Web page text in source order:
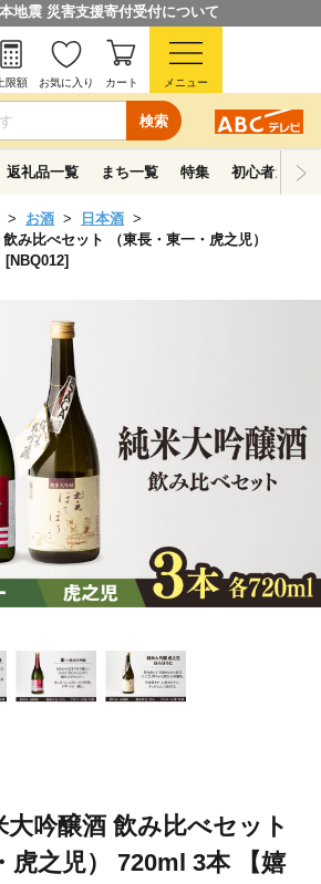
地震 災害支援寄付受付について
検索
上限額 お気に入り カート メニュー
返礼品一覧 まち一覧 特集 初心者ガイド
お酒
日本酒
み比べセット （東長・東一・虎之児）
大吟醸酒 飲み比べセット
虎之児） 720ml 3本 【嬉